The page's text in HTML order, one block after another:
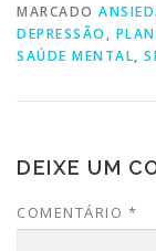
MARCADO
DEPRESSÃO ,
SAÚDE MENTAL,
DEIXE UM
COMENTÁRIO *